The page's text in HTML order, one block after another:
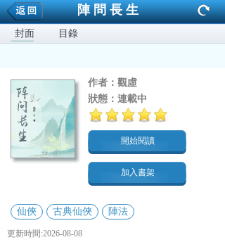
陣問長生
封面 目錄
作者： 觀虛
狀態： 連載中
開始閱讀
加入書架
仙俠 古典仙俠 陣法
更新時間:2026-08-08